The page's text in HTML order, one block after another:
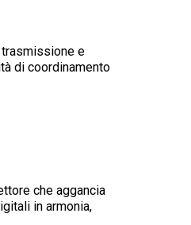
e
di coordinamento
che aggancia
in armonia,